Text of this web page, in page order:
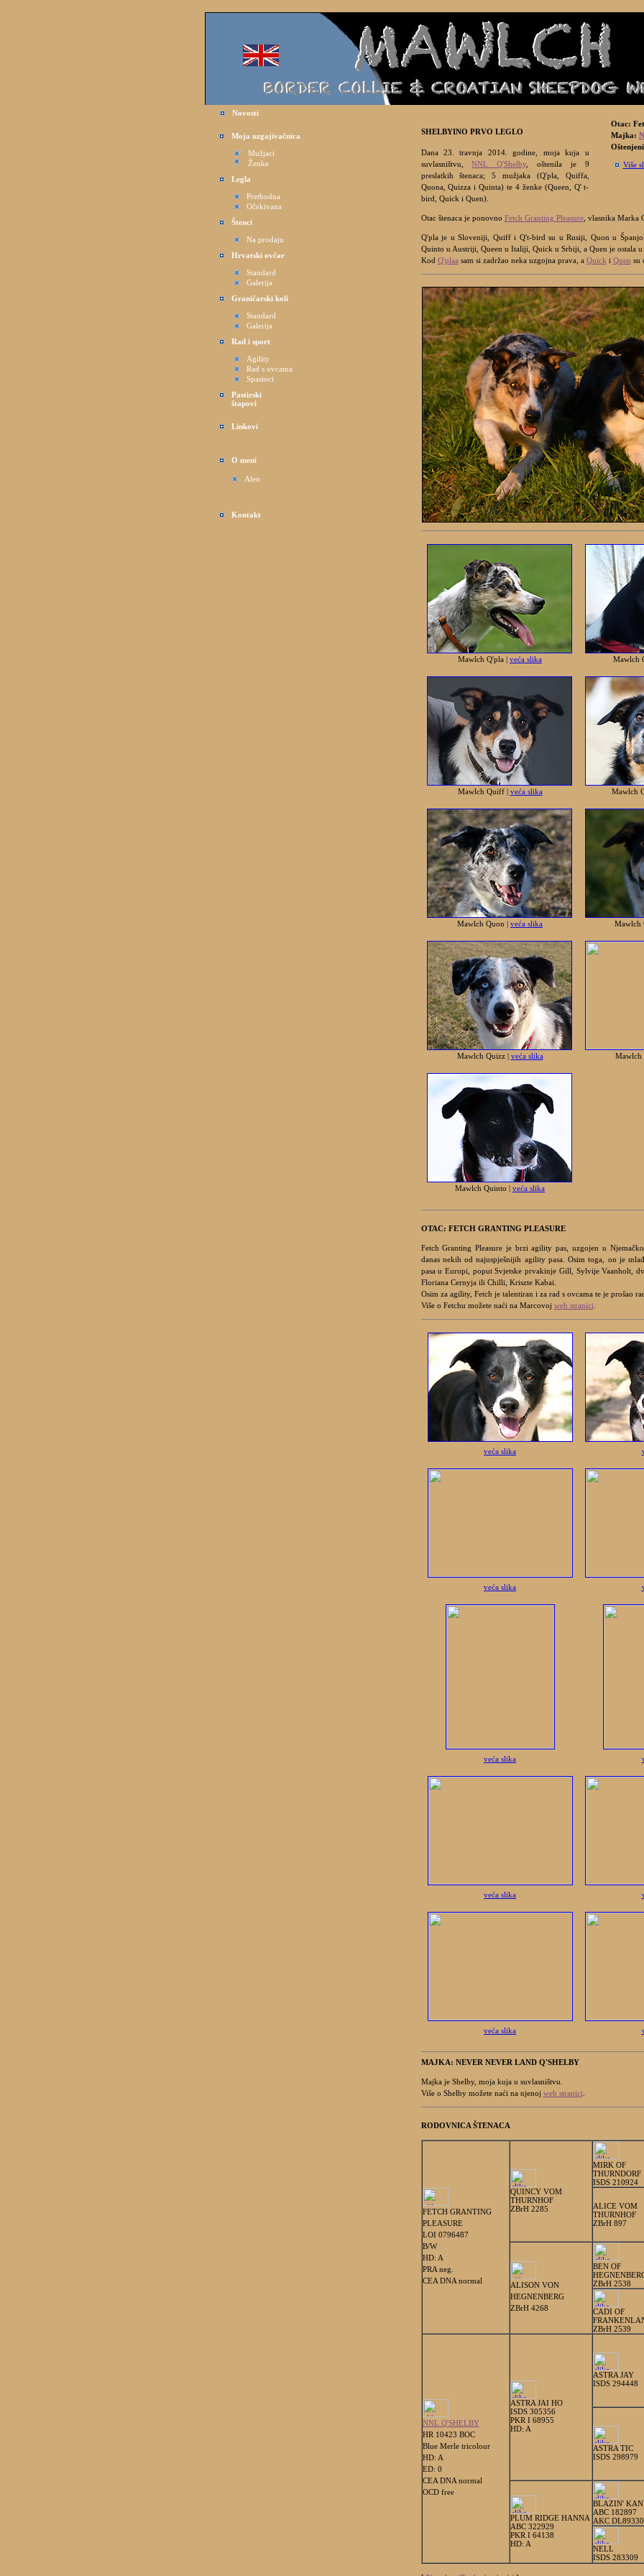
Novosti
Moja uzgajivačnica
Mužjaci
Ženke
Legla
Prethodna
Očekivana
Štenci
Na prodaju
Hrvatski ovčar
Standard
Galerija
Graničarski koli
Standard
Galerija
Rad i sport
Agility
Rad s ovcama
Spasioci
Pastirski
štapovi
Linkovi
O meni
Alen
Kontakt
Otac:
Majka:
Više
SHELBYINO PRVO LEGLO
Dana 23. travnja 2014. godine, moja kuja u
suvlasništvu,NNL Q'Shelby , oštenila je 9
preslatkih štenaca; 5 mužjaka (Q'pla, Quiffa,
Quona, Quizza i Quinta) te 4 ženke (Queen, Q' t-
bird, Quick i Quen).
Otac štenaca je ponovno Fetch Granting Pleasure, vlasnika Marka
Q'pla je u Sloveniji, Quiff i Q't-bird su u Rusiji, Quon u
Quinto u Austriji, Queen u Italiji, Quick u Srbiji, a Quen je ostala u
Kod Q'plaa sam si zadržao neka uzgojna prava, a Quick i Quen su
Mawlch Q'pla | veća slika Mawlch
Mawlch Quiff | veća slika Mawlch
Mawlch Quon | veća slika Mawlch
Mawlch Quizz | veća slika Mawlch
Mawlch Quinto | veća slika
OTAC: FETCH GRANTING PLEASURE
Fetch Granting Pleasure je brzi agility pas, uzgojen u
danas nekih od najuspješnijih agility pasa. Osim toga, on je
pasa u Europi, poput Svjetske prvakinje Gill, Sylvije Vaanholt,
Floriana Cernyja ili Chilli, KriszteKabai.
Osim za agility, Fetch je talentiran i za rad s ovcama te je prošao
Više o Fetchu možete naći na Marcovoj web stranici
veća slika
veća slika
veća slika
veća slika
veća slika
MAJKA: NEVER NEVER LAND Q'SHELBY
Majka je Shelby, moja kuja u suvlasništvu.
Više o Shelby možete naći na njenoj web stranici
RODOVNICA ŠTENACA
FETCH GRANTING
PLEASURE
LOI 0796487
B/W
HD: A
PRA neg.
CEA DNA normal
QUINCY VOM
THURNHOF
ZBrH 2285
MIRK OF
THURNDORF
ISDS 210924
ALICE VOM
THURNHOF
ZBrH 897
ALISON VON
HEGNENBERG
ZBrH 4268
BEN OF
ZBrH 2538
CADI OF
ZBrH 2539
NNL Q'SHELBY
HR 10423 BOC
Blue Merle tricolour
HD: A
ED: 0
CEA DNA normal
OCD free
ASTRA JAI HO
ISDS 305356
PKR I 68955
HD: A
ASTRA JAY
ISDS 294448
ASTRA TIC
ISDS 298979
PLUM RIDGE HANNA
ABC 322929
PKR I 64138
HD: A
BLAZIN'
ABC 182897
AKC
NELL
ISDS 283309